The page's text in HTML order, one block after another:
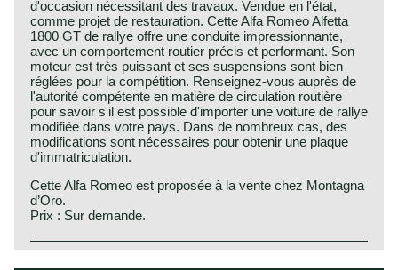
d'occasion nécessitant des travaux. Vendue en l'état,
comme projet de restauration. Cette Alfa Romeo Alfetta
1800 GT de rallye offre une conduite impressionnante,
avec un comportement routier précis et performant. Son
moteur est très puissant et ses suspensions sont bien
réglées pour la compétition. Renseignez-vous auprès de
l'autorité compétente en matière de circulation routière
pour savoir s'il est possible d'importer une voiture de rallye
modifiée dans votre pays. Dans de nombreux cas, des
modifications sont nécessaires pour obtenir une plaque
d'immatriculation.
Cette Alfa Romeo est proposée à la vente chez Montagna
d’Oro.
Prix : Sur demande.
The Alfa Romeo Alfetta series was the successor of the
Alfa Romeo history